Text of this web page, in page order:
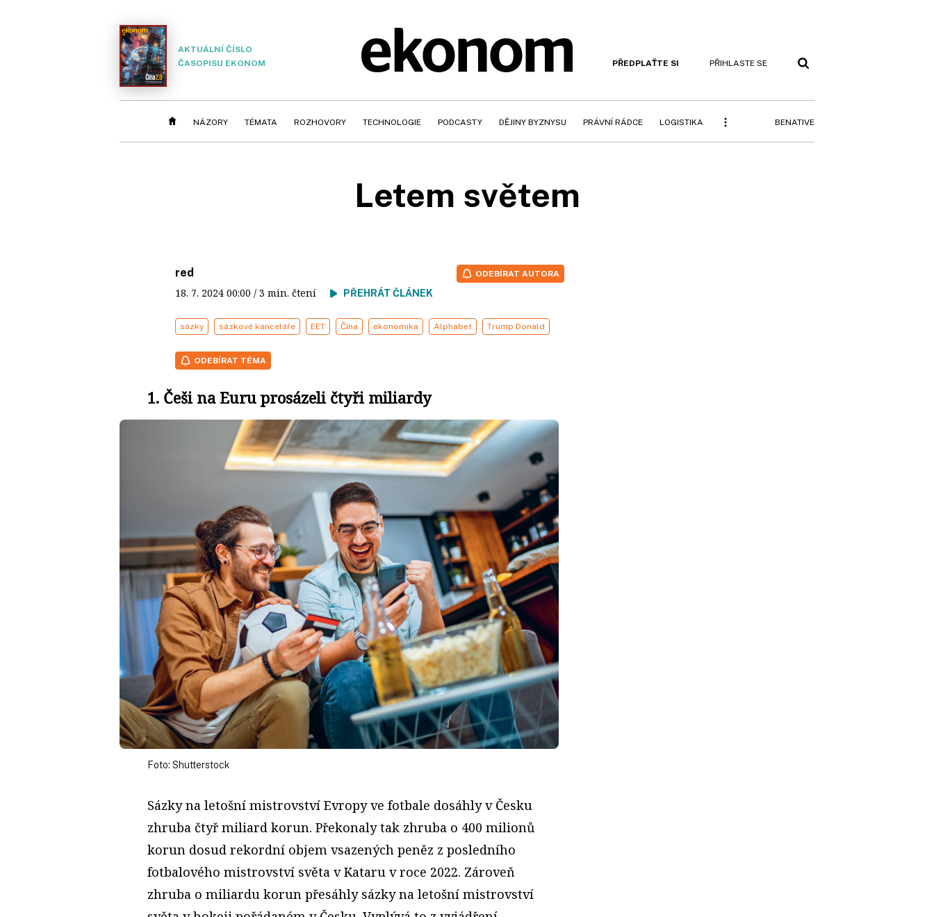
AKTUÁLNÍ ČÍSLO
ČASOPISU EKONOM
PŘEDPLAŤTE SI PŘIHLASTE SE
NÁZORY TÉMATA ROZHOVORY TECHNOLOGIE PODCASTY DĚJINY BYZNYSU PRÁVNÍ RÁDCE LOGISTIKA BENATIVE
Letem světem
red
18. 7. 2024 00:00 / 3 min. čtení PŘEHRÁT ČLÁNEK
ODEBÍRAT AUTORA
sázky sázkové kanceláře EET Čína ekonomika Alphabet Trump Donald
ODEBÍRAT TÉMA
1. Češi na Euru prosázeli čtyři miliardy
Foto: Shutterstock
Sázky na letošní mistrovství Evropy ve fotbale dosáhly v Česku
zhruba čtyř miliard korun. Překonaly tak zhruba o 400 milionů
korun dosud rekordní objem vsazených peněz z posledního
fotbalového mistrovství světa v Kataru v roce 2022. Zároveň
zhruba o miliardu korun přesáhly sázky na letošní mistrovství